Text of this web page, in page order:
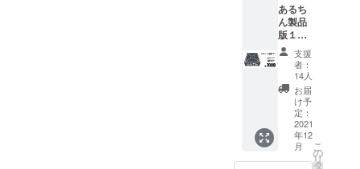
あるち
ん製品
版１個
（ご希
望によ
り箱裏
にサイ
ン）備
考欄に
記載要
茶碗１
台、サ
イコロ
支援
者：
14人
お届
け予
定：
2021
年12
月
こ
の
リ
タ